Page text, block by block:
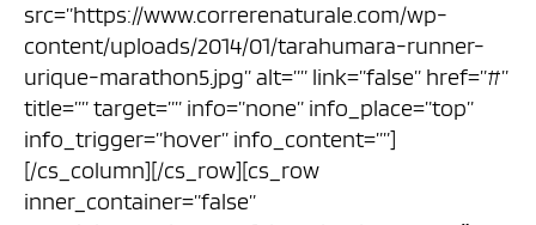
src=”https://www.correrenaturale.com/wp-
content/uploads/2014/01/tarahumara-runner-
urique-marathon5.jpg” alt=”” link=”false” href=”#”
title=”” target=”” info=”none” info_place=”top”
info_trigger=”hover” info_content=””]
[/cs_column][/cs_row][cs_row
inner_container=”false”